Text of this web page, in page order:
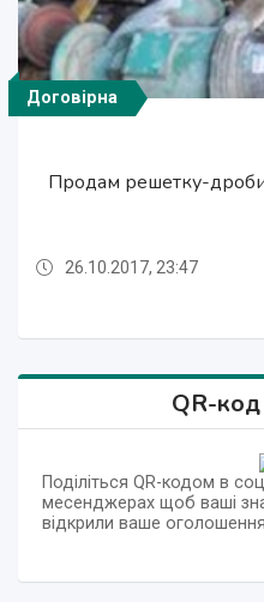
Продам решетку-дробилку РД-200
Договірна
26.10.2017, 23:47
QR-код
Поділіться QR-кодом в
месенджерах щоб ваші
відкрили ваше